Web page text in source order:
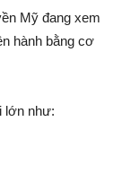
Mỹ đang xem
hành bằng cơ
lớn như: